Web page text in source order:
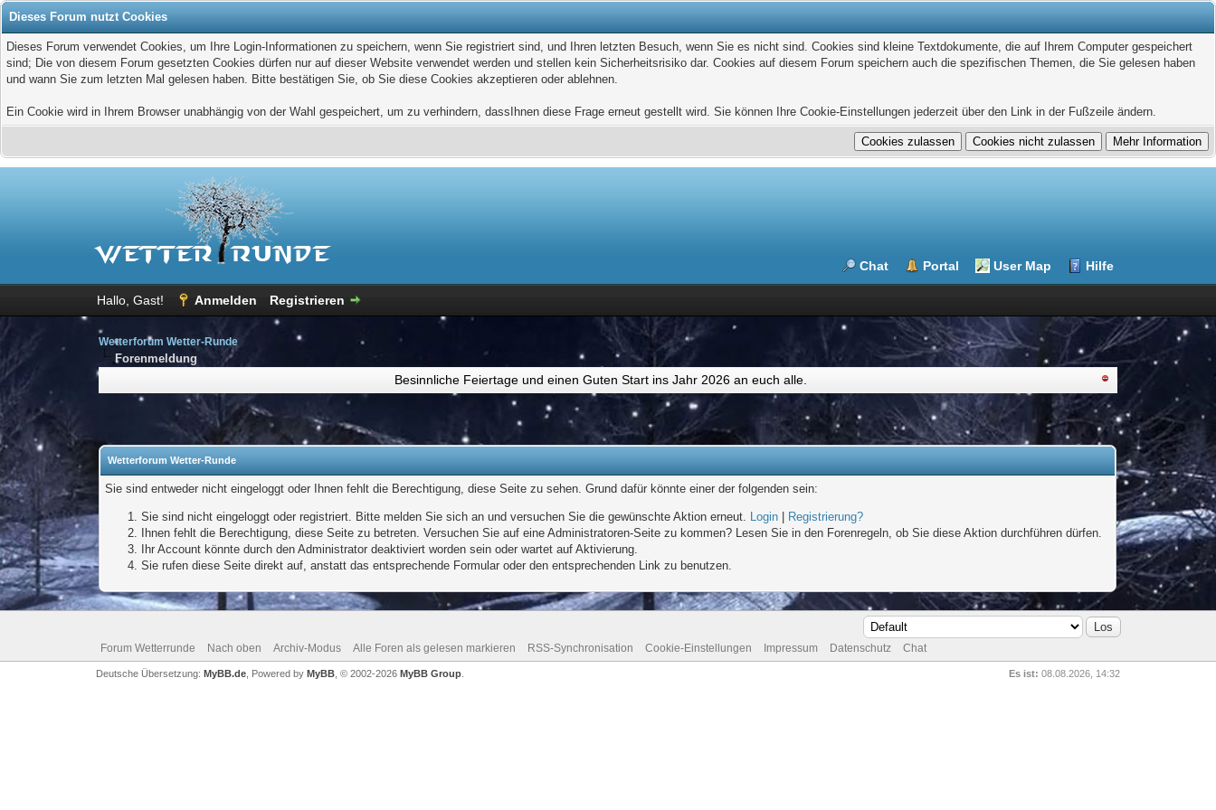
Dieses Forum nutzt Cookies
Dieses Forum verwendet Cookies, um Ihre Login-Informationen zu speichern, wenn Sie registriert sind, und Ihren letzten Besuch, wenn Sie es nicht sind. Cookies sind kleine Textdokumente, die auf Ihrem Computer gespeichert
sind; Die von diesem Forum gesetzten Cookies dürfen nur auf dieser Website verwendet werden und stellen kein Sicherheitsrisiko dar. Cookies auf diesem Forum speichern auch die spezifischen Themen, die Sie gelesen haben
und wann Sie zum letzten Mal gelesen haben. Bitte bestätigen Sie, ob Sie diese Cookies akzeptieren oder ablehnen.
Ein Cookie wird in Ihrem Browser unabhängig von der Wahl gespeichert, um zu verhindern, dassIhnen diese Frage erneut gestellt wird. Sie können Ihre Cookie-Einstellungen jederzeit über den Link in der Fußzeile ändern.
Chat Portal User Map Hilfe
Hallo, Gast! Anmelden Registrieren
Wetterforum Wetter-Runde
Forenmeldung
Besinnliche Feiertage und einen Guten Start ins Jahr 2026 an euch alle.
Wetterforum Wetter-Runde
Sie sind entweder nicht eingeloggt oder Ihnen fehlt die Berechtigung, diese Seite zu sehen. Grund dafür könnte einer der folgenden sein:
Sie sind nicht eingeloggt oder registriert. Bitte melden Sie sich an und versuchen Sie die gewünschte Aktion erneut. Login
Registrierung?
Ihnen fehlt die Berechtigung, diese Seite zu betreten. Versuchen Sie auf eine Administratoren-Seite zu kommen? Lesen Sie in den Forenregeln, ob Sie diese Aktion durchführen dürfen.
Ihr Account könnte durch den Administrator deaktiviert worden sein oder wartet auf Aktivierung.
Sie rufen diese Seite direkt auf, anstatt das entsprechende Formular oder den entsprechenden Link zu benutzen.
Forum Wetterrunde Nach oben Archiv-Modus Alle Foren als gelesen markieren RSS-Synchronisation Cookie-Einstellungen Impressum Datenschutz Chat
Es ist: 08.08.2026, 14:32
Deutsche Übersetzung: MyBB.de, Powered by MyBB, © 2002-2026 MyBB Group.